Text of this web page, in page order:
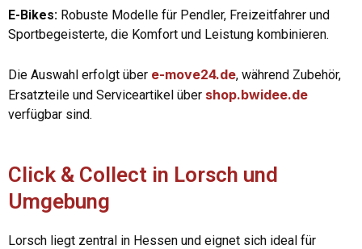
E-Bikes: Robuste Modelle für Pendler, Freizeitfahrer und
Sportbegeisterte, die Komfort und Leistung kombinieren.
Die Auswahl erfolgt über e-move24.de, während Zubehör,
Ersatzteile und Serviceartikel über shop.bwidee.de
verfügbar sind.
Click & Collect in Lorsch und
Umgebung
Lorsch liegt zentral in Hessen und eignet sich ideal für